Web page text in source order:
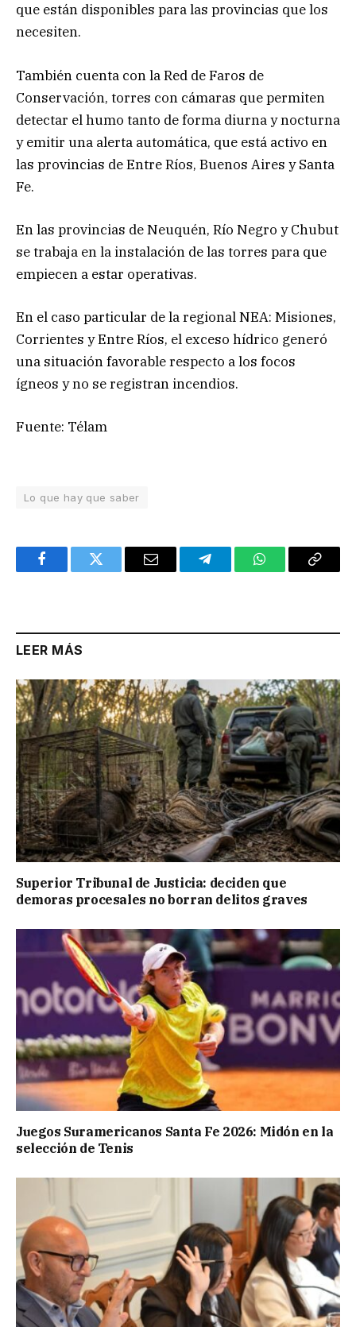
que están disponibles para las provincias que los
necesiten.
También cuenta con la Red de Faros de
Conservación, torres con cámaras que permiten
detectar el humo tanto de forma diurna y nocturna
y emitir una alerta automática, que está activo en
las provincias de Entre Ríos, Buenos Aires y Santa
Fe.
En las provincias de Neuquén, Río Negro y Chubut
se trabaja en la instalación de las torres para que
empiecen a estar operativas.
En el caso particular de la regional NEA: Misiones,
Corrientes y Entre Ríos, el exceso hídrico generó
una situación favorable respecto a los focos
ígneos y no se registran incendios.
Fuente: Télam
Lo que hay que saber
FacebookTwitter Email TelegramWhatsAppCopy
LEER MÁS
Superior Tribunal de Justicia: deciden que
demoras procesales no borran delitos graves
Juegos Suramericanos Santa Fe 2026: Midón en la
selección de Tenis